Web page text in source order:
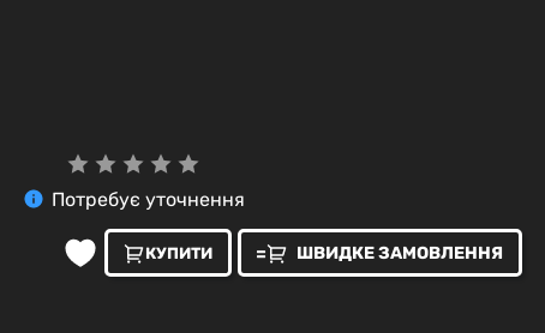
Потребує уточнення
КУПИТИ ШВИДКЕ ЗАМОВЛЕННЯ